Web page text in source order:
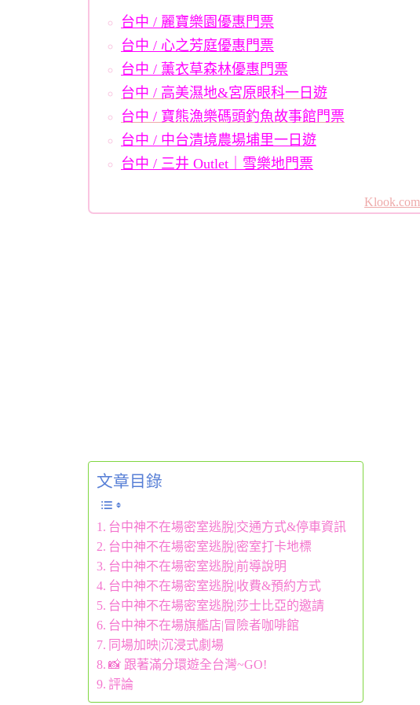
台中 / 麗寶樂園優惠門票
台中 / 心之芳庭優惠門票
台中 / 薰衣草森林優惠門票
台中 / 高美濕地&宮原眼科一日遊
台中 / 寶熊漁樂碼頭釣魚故事館門票
台中 / 中台清境農場埔里一日遊
台中 / 三井 Outlet｜雪樂地門票
Klook.com
文章目錄
台中神不在場密室逃脫|交通方式&停車資訊
台中神不在場密室逃脫|密室打卡地標
台中神不在場密室逃脫|前導說明
台中神不在場密室逃脫|收費&預約方式
台中神不在場密室逃脫|莎士比亞的邀請
台中神不在場旗艦店|冒險者咖啡館
同場加映|沉浸式劇場
📸 跟著滿分環遊全台灣~GO!
評論